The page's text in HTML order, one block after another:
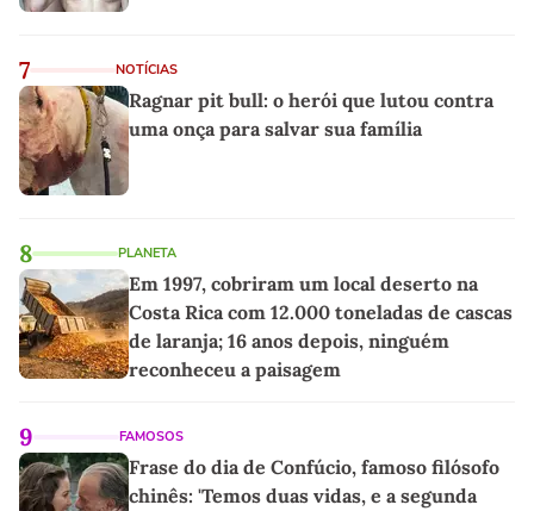
7 NOTÍCIAS
Ragnar pit bull: o herói que lutou contra
uma onça para salvar sua família
8 PLANETA
Em 1997, cobriram um local deserto na
Costa Rica com 12.000 toneladas de cascas
de laranja; 16 anos depois, ninguém
reconheceu a paisagem
9 FAMOSOS
Frase do dia de Confúcio, famoso filósofo
chinês: 'Temos duas vidas, e a segunda